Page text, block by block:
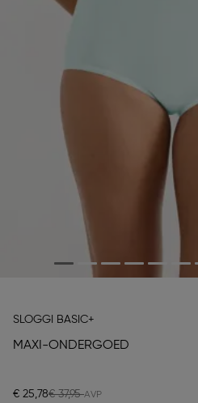
SLOGGI BASIC+
MAXI-ONDERGOED
€ 25,78€ 37,95